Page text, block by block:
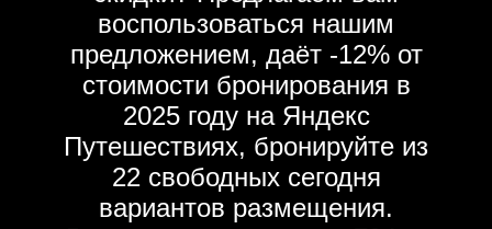
воспользоваться нашим
предложением, даёт -12% от
стоимости бронирования в
2025 году на Яндекс
Путешествиях, бронируйте из
22 свободных сегодня
вариантов размещения.